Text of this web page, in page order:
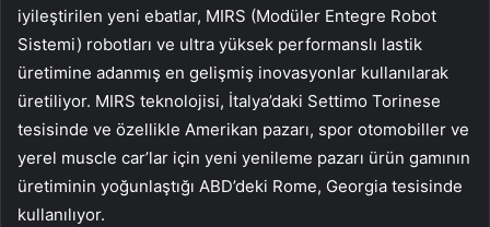
iyileştirilen yeni ebatlar, MIRS (Modüler Entegre Robot
Sistemi) robotları ve ultra yüksek performanslı lastik
üretimine adanmış en gelişmiş inovasyonlar kullanılarak
üretiliyor. MIRS teknolojisi, İtalya’daki Settimo Torinese
tesisinde ve özellikle Amerikan pazarı, spor otomobiller ve
yerel muscle car’lar için yeni yenileme pazarı ürün gamının
üretiminin yoğunlaştığı ABD’deki Rome, Georgia tesisinde
kullanılıyor.